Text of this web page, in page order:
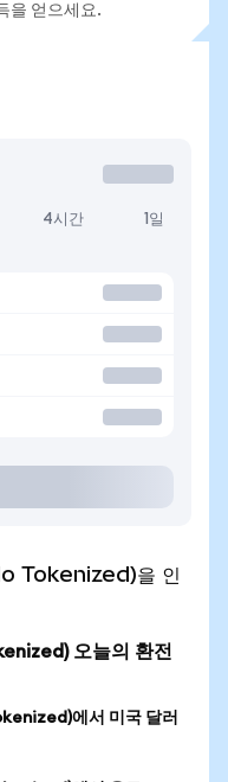
을 얻으세요.
4시간 1일
Tokenized)을 인
오늘의 환전
에서 미국 달러